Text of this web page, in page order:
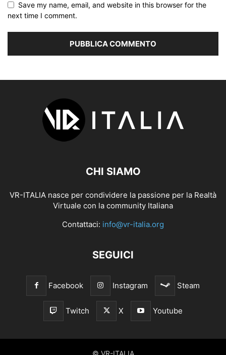
Save my name, email, and website in this browser for the
next time I comment.
CHI SIAMO
VR-ITALIA nasce per condividere la passione per la Realtà
Virtuale con la community Italiana
Contattaci: info@vr-italia.org
SEGUICI
Facebook Instagram Steam
Twitch X Youtube